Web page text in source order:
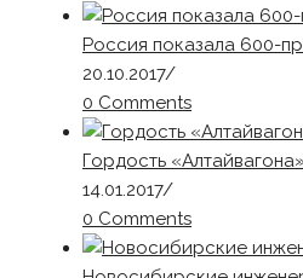
Россия показала 600-
20.10.2017/
0 Comments
Гордость
14.01.2017/
0 Comments